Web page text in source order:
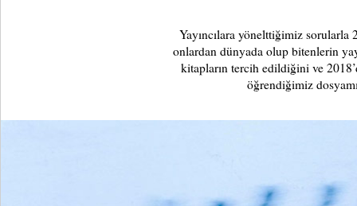
Yayıncılara yönelttiğimiz sorularla
onlardan dünyada olup bitenlerin
kitapların tercih edildiğini ve
öğrendiğimiz